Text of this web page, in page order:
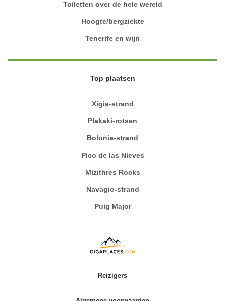
Toiletten over de hele wereld
Hoogte/bergziekte
Tenerife en wijn
Top plaatsen
Xigia-strand
Plakaki-rotsen
Bolonia-strand
Pico de las Nieves
Mizithres Rocks
Navagio-strand
Puig Major
Reizigers